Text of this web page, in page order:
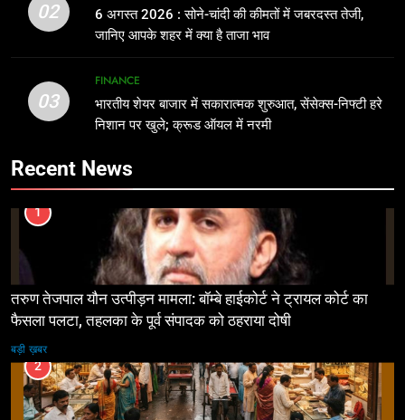
02
6 अगस्त 2026 : सोने-चांदी की कीमतों में जबरदस्त तेजी,
जानिए आपके शहर में क्या है ताजा भाव
03
FINANCE
भारतीय शेयर बाजार में सकारात्मक शुरुआत, सेंसेक्स-निफ्टी हरे
निशान पर खुले; क्रूड ऑयल में नरमी
Recent News
1
तरुण तेजपाल यौन उत्पीड़न मामला: बॉम्बे हाईकोर्ट ने ट्रायल कोर्ट का
फैसला पलटा, तहलका के पूर्व संपादक को ठहराया दोषी
बड़ी ख़बर
2